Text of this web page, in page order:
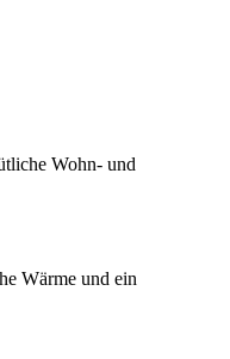
Wohn- und
Wärme und ein